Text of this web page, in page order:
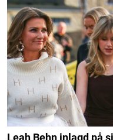
Leah Behn inlagd på